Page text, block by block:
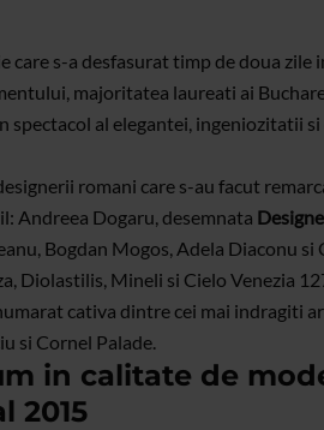
care s-a desfasurat timp de doua zile
majoritatea laureati ai
al elegantei, ingeniozitatii
romani care s-au facut
Andreea Dogaru, desemnata
Bogdan Mogos, Adela Diaconu si
Diolastilis, Mineli si Cielo Venezia
cativa dintre cei mai indragiti
si Cornel Palade.
in calitate de
2015